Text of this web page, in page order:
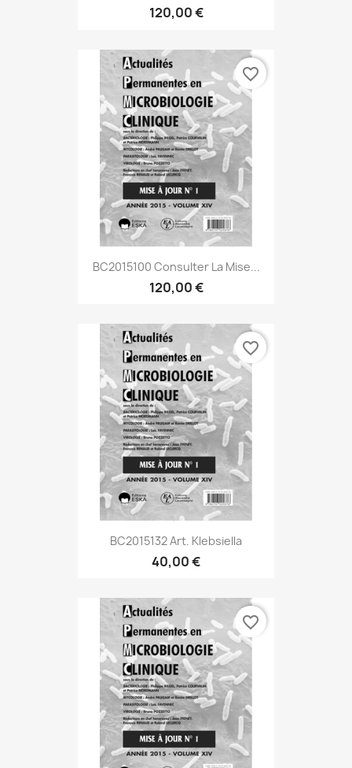
120,00 €
BC2015100 Consulter La Mise...
120,00 €
favorite_border
BC2015132 Art. Klebsiella
40,00 €
favorite_border
favorite_border